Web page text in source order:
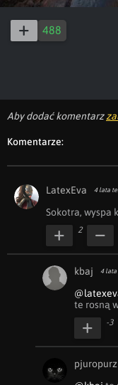
488
Aby dodać komentarz
Komentarze:
LatexEva 4 lata
Sokotra, wyspa
2
kbaj 4 lata
te rosną
-3
pjuropurz